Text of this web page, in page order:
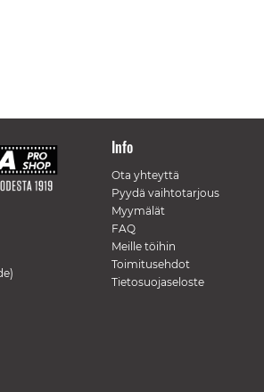
Info
Ota yhteyttä
Pyydä vaihtotarjous
Myymälät
FAQ
Meille töihin
Toimitusehdot
Tietosuojaseloste